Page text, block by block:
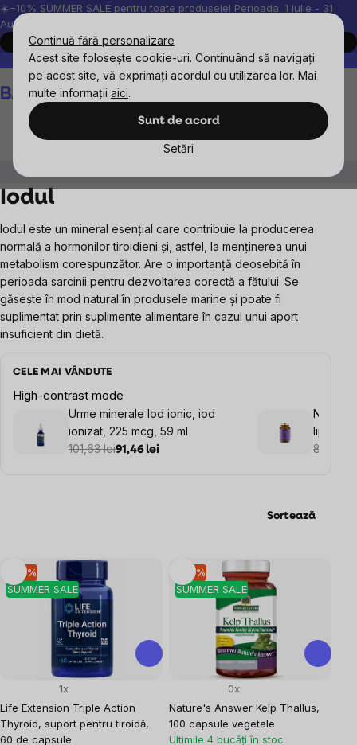
Continuă fără personalizare
Acest site folosește cookie-uri. Continuând să navigați
pe acest site, vă exprimați acordul cu utilizarea lor. Mai
multe informații aici.
Sunt de acord
Setări
Treci
la
conținut
☀️−10% SUMMER SALE pentru toate produsele! Perioada: 1 Iulie - 31
August, 2026.
Cumpără acum
Peste 200.000 de recenzii verificate
Produsele noastre sunt
Coş
de
Iodul
Iodul este un mineral esențial care contribuie la producerea
normală a hormonilor tiroidieni și, astfel, la menținerea unui
metabolism corespunzător. Are o importanță deosebită în
perioada sarcinii pentru dezvoltarea corectă a fătului. Se
găsește în mod natural în produsele marine și poate fi
suplimentat prin suplimente alimentare în cazul unui aport
insuficient din dietă.
CELE MAI VÂNDUTE
High-contrast mode
Urme minerale Iod ionic, iod
ionizat, 225 mcg, 59 ml
101,63 lei91,46 lei
86,46
Sortează
Listă
produse
SUMMER SALE
–10 %
Life Extension Triple Action
Thyroid, suport pentru tiroidă,
60 de capsule
1x
SUMMER SALE
–10 %
Nature's Answer Kelp Thallus,
100 capsule vegetale
0x
Ultimile 4 bucăți în stoc